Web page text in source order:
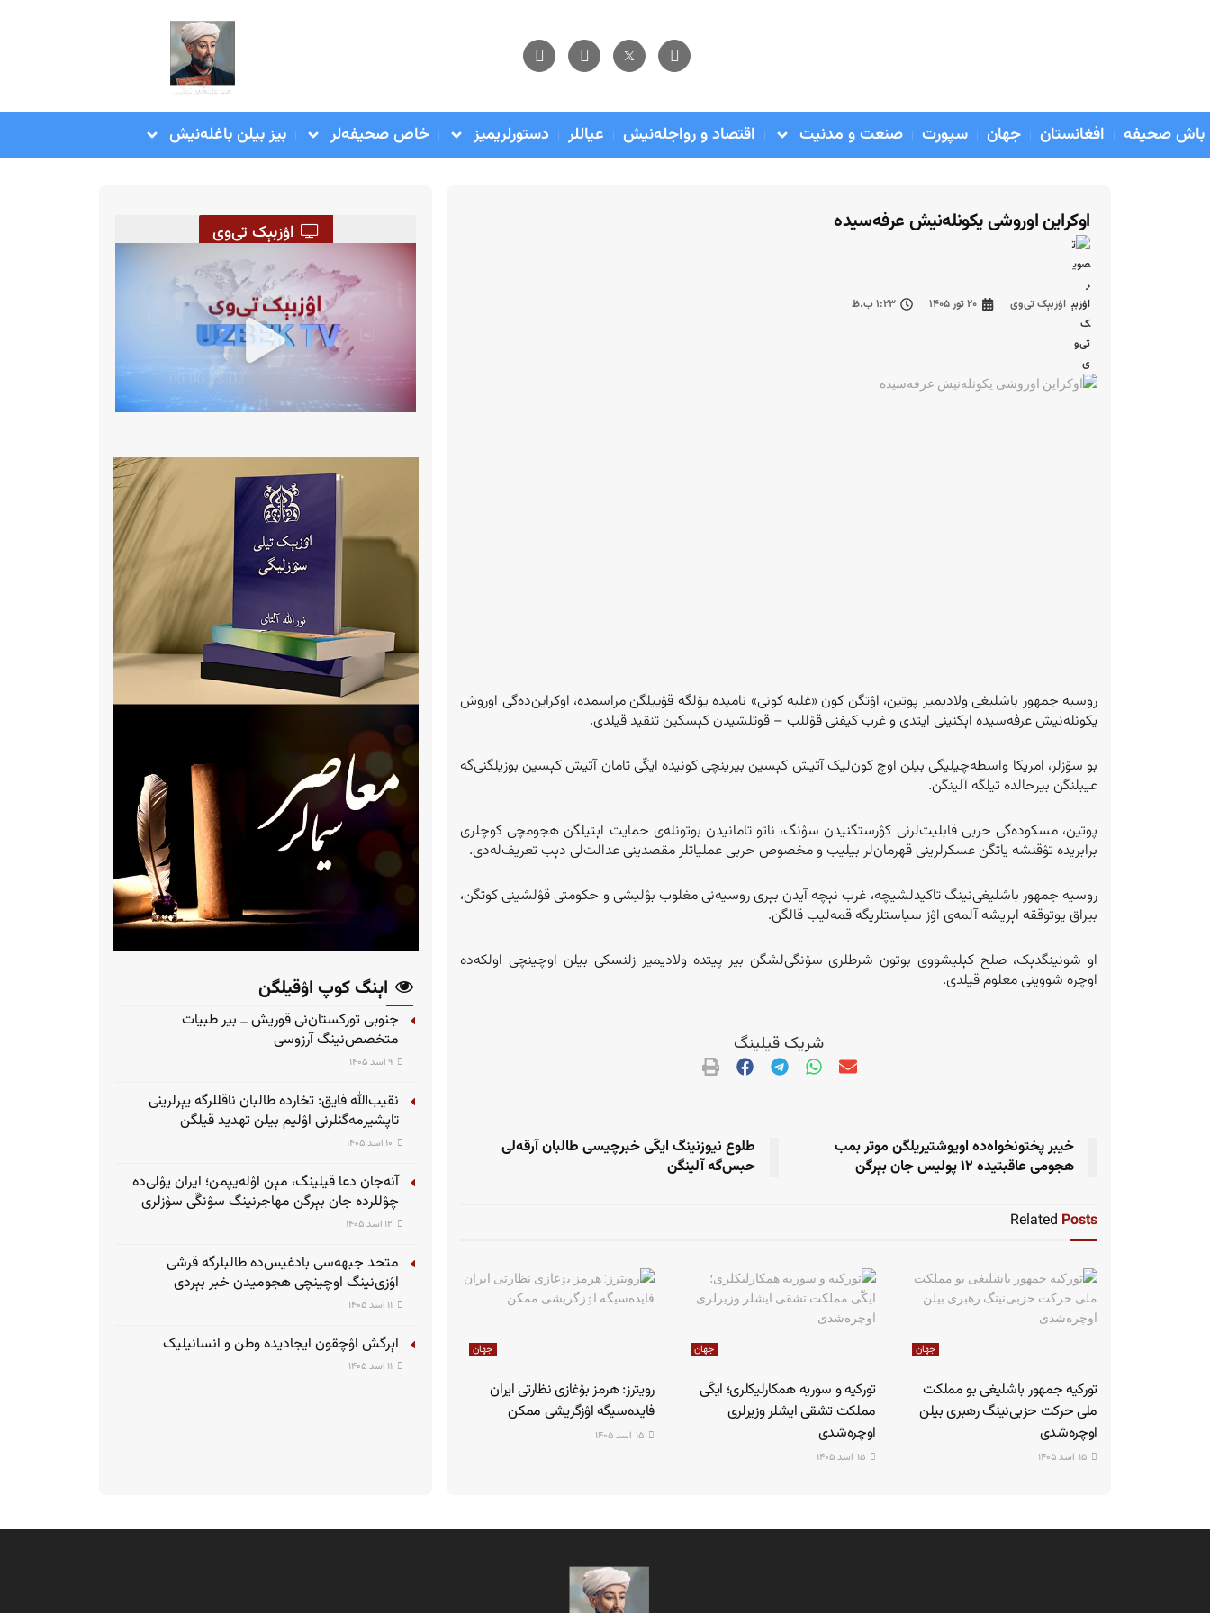
باش صحیفه افغانستان جهان سپورت صنعت و مدنیت اقتصاد و رواجله‌نیش عیاللر دستورلریمیز خاص صحیفه‌لر بیز بیلن باغله‌نیش
اۉزبېک تی‌وی
اېنگ کوپ اۉقیلگن
جنوبی تورکستان‌نی قوریش ــ بیر طبیات
متخصص‌نینگ آرزوسی
نقیب‌الله فایق: تخارده طالبان ناقللرگه یېرلرینی
تاپشیرمه‌گنلرنی اۉلیم بیلن تهدید قیلگن
آنه‌جان دعا قیلینگ، مېن اۉله‌یپمن؛ ایران یۉلی‌ده
چۉللرده جان بېرگن مهاجرنینگ سۉنگّی سۉزلری
متحد جبهه‌سی بادغیس‌ده طالبلرگه قرشی
اۉزی‌نینگ اوچینچی هجومیدن خبر بېردی
اېرگش اۉچقون ایجادیده وطن و انسانیلیک
اوکراین اوروشی یکونله‌نیش عرفه‌سیده
اۉزبېک تی‌وی ۲۰ ثور ۱۴۰۵ ۱:۲۳ ب.ظ
روسیه جمهور باشلیغی ولادیمیر پوتین، اۉتگن کون «غلبه کونی» نامیده یۉلگه قۉییلگن مراسمده، اوکراین‌ده‌گی اوروش
یکونله‌نیش عرفه‌سیده اېکنینی ایتدی و غرب‌ کیفنی ‌‌قۉللب – قوتلشیدن کېسکین تنقید قیلدی.
بو سۉزلر، امریکا واسطه‌چیلیگی بیلن اوچ کون‌لیک آتیش کېسین بیرینچی کونیده ایکّی تامان آتیش کېسین بوزیلگنی‌گه
عیبلنگن بیرحالده تیلگه آلینگن.
پوتین، مسکوده‌گی حربی قابلیت‌لرنی کۉرستگنیدن سۉنگ، ناتو تامانیدن بوتونله‌ی حمایت اېتیلگن هجومچی کوچلری
برابریده تۉقنشه یاتگن عسکرلرینی قهرمان‌لر بیلیب و مخصوص حربی عملیاتلر مقصدینی عدالت‌لی دېب تعریف‌له‌دی.
روسیه جمهور باشلیغی‌نینگ تاکیدلشیچه، غرب نېچه آیدن بېری روسیه‌نی مغلوب بۉلیشی و حکومتی قۉلشینی کوتگن،
بیراق یوتوققه اېریشه آلمه‌ی اۉز سیاستلریگه قمه‌لیب قالگن.
او شونینگدېک، صلح کېلیشووی بوتون شرطلری سۉنگی‌لشگن بیر پیتده ولادیمیر زلنسکی بیلن اوچینچی اولکه‌ده
اوچره شووینی معلوم قیلدی.
شریک قیلینگ
خیبر پختونخواه‌ده اویوشتیریلگن موتر بمب
هجومی عاقبتیده ۱۲ پولیس جان بېرگن
طلوع نیوزنینگ ایکّی خبرچیسی طالبان آرقه‌لی
حبس‌گه آلینگن
Related Posts
جهان
تورکیه جمهور باشلیغی بو مملکت
ملی حرکت حزبی‌نینگ رهبری بیلن
اوچره‌شدی
۱۵ اسد ۱۴۰۵
جهان
تورکیه و سوریه همکارلیکلری؛ ایکّی
مملکت تشقی ایشلر وزیرلری
اوچره‌شدی
۱۵ اسد ۱۴۰۵
جهان
رویترز: هرمز بۉغازی نظارتی ایران
فایده‌سیگه اۉزگریشی ممکن
۱۵ اسد ۱۴۰۵